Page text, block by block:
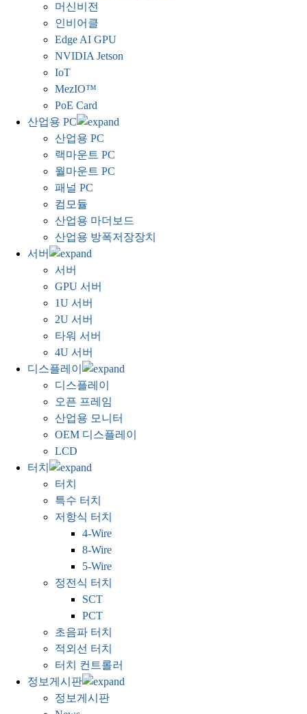
머신비전
인비어클
Edge AI GPU
NVIDIA Jetson
IoT
MezIO™
PoE Card
산업용 PC
산업용 PC
랙마운트 PC
월마운트 PC
패널 PC
컴모듈
산업용 마더보드
산업용 방폭저장장치
서버
서버
GPU 서버
1U 서버
2U 서버
타워 서버
4U 서버
디스플레이
디스플레이
오픈 프레임
산업용 모니터
OEM 디스플레이
LCD
터치
터치
특수 터치
저항식 터치
4-Wire
8-Wire
5-Wire
정전식 터치
SCT
PCT
초음파 터치
적외선 터치
터치 컨트롤러
정보게시판
정보게시판